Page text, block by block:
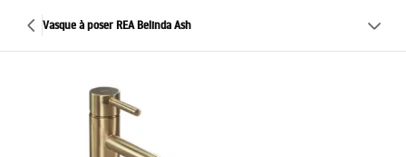
Vasque à poser REA Belinda Ash